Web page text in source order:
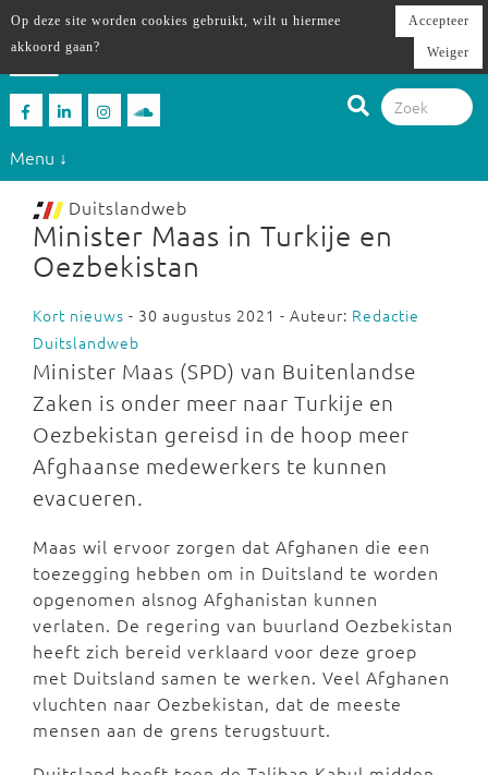
Menu ↓
Duitslandweb
Minister Maas in Turkije en
Oezbekistan
Kort nieuws - 30 augustus 2021 - Auteur: Redactie
Duitslandweb
Minister Maas (SPD) van Buitenlandse
Zaken is onder meer naar Turkije en
Oezbekistan gereisd in de hoop meer
Afghaanse medewerkers te kunnen
evacueren.
Maas wil ervoor zorgen dat Afghanen die een
toezegging hebben om in Duitsland te worden
opgenomen alsnog Afghanistan kunnen
verlaten. De regering van buurland Oezbekistan
heeft zich bereid verklaard voor deze groep
met Duitsland samen te werken. Veel Afghanen
vluchten naar Oezbekistan, dat de meeste
mensen aan de grens terugstuurt.
Op deze site worden cookies gebruikt, wilt u hiermee
akkoord gaan?
Accepteer
Weiger